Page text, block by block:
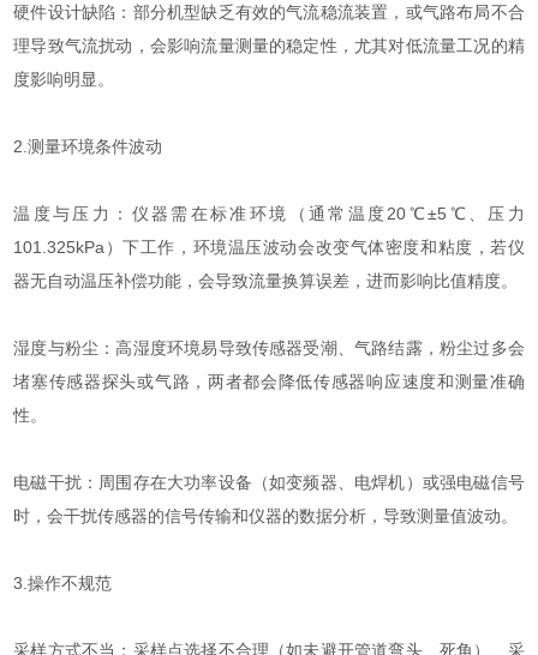
硬件设计缺陷：部分机型缺乏有效的气流稳流装置，或气路布局不合
理导致气流扰动，会影响流量测量的稳定性，尤其对低流量工况的精
度影响明显。
2.测量环境条件波动
温度与压力：仪器需在标准环境（通常温度20℃±5℃、压力
101.325kPa）下工作，环境温压波动会改变气体密度和粘度，若仪
器无自动温压补偿功能，会导致流量换算误差，进而影响比值精度。
湿度与粉尘：高湿度环境易导致传感器受潮、气路结露，粉尘过多会
堵塞传感器探头或气路，两者都会降低传感器响应速度和测量准确
性。
电磁干扰：周围存在大功率设备（如变频器、电焊机）或强电磁信号
时，会干扰传感器的信号传输和仪器的数据分析，导致测量值波动。
3.操作不规范
采样方式不当：采样点选择不合理（如未避开管道弯头、死角）、采